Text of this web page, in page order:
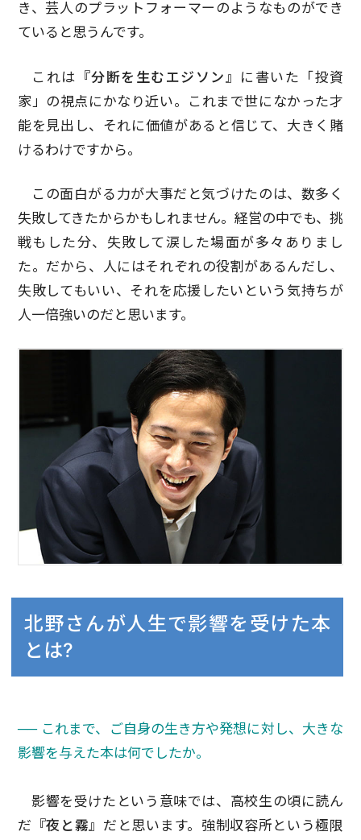
き、芸人のプラットフォーマーのようなものができ
ていると思うんです。
これは 『分断を生むエジソン』 に書いた「投資
家」の視点にかなり近い。これまで世になかった才
能を見出し、それに価値があると信じて、大きく賭
けるわけですから。
この面白がる力が大事だと気づけたのは、数多く
失敗してきたからかもしれません。経営の中でも、挑
戦もした分、失敗して涙した場面が多々ありまし
た。だから、人にはそれぞれの役割があるんだし、
失敗してもいい、それを応援したいという気持ちが
人一倍強いのだと思います。
北野さんが人生で影響を受けた本
とは?
── これまで、ご自身の生き方や発想に対し、大きな
影響を与えた本は何でしたか。
影響を受けたという意味では、高校生の頃に読ん
だ 『夜と霧』 だと思います。強制収容所という極限